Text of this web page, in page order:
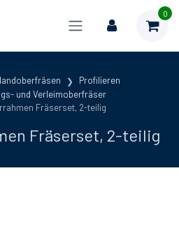
0
Profilieren
und Verleimoberfräser
Fräserset, 2-teilig
Fräserset, 2-teilig